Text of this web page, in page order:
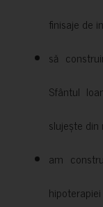
finisaje de
să
Sfântul
slujește
am